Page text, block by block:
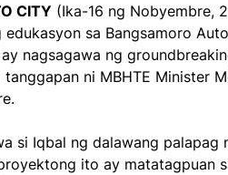
CITY (Ika-16 ng Nobyembre,
edukasyon sa Bangsamoro
nagsagawa ng
tanggapan ni MBHTE Minister
si Iqbal ng dalawang
ito ay matatagpuan